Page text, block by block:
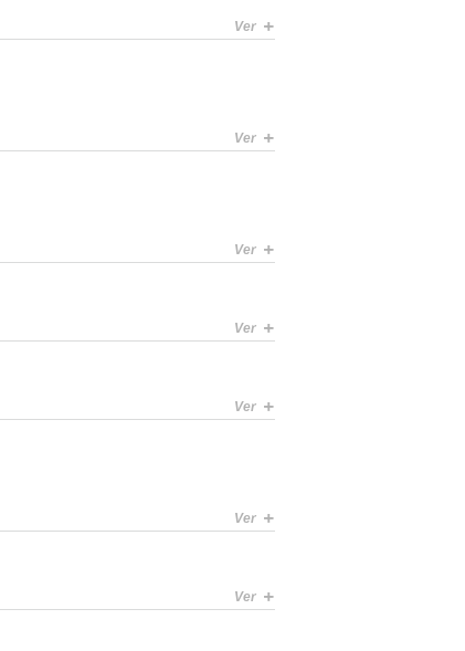
Ver +
Ver +
Ver +
Ver +
Ver +
Ver +
Ver +